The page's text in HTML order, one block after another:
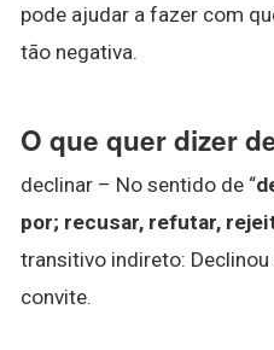
pode ajudar a fazer com
tão negativa.
O que quer dizer
declinar – No sentido de “
por; recusar, refutar,
transitivo indireto:
convite.